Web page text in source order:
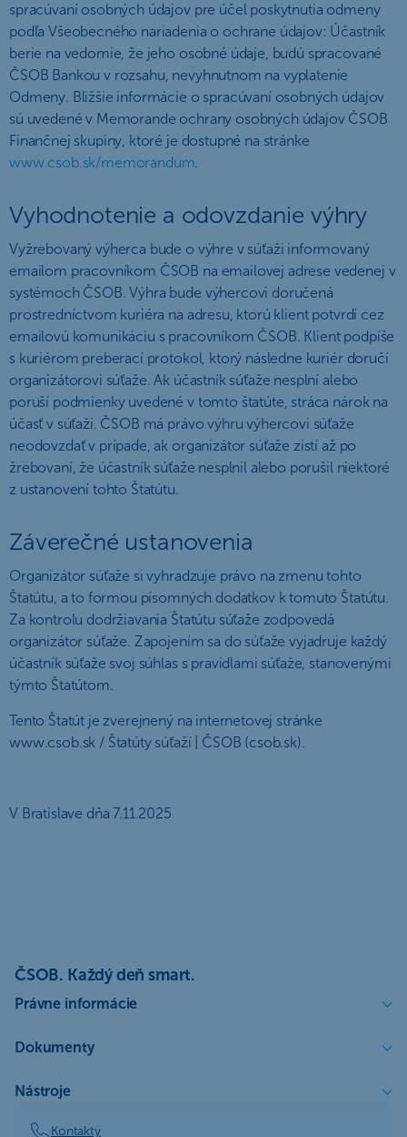
spracúvaní osobných údajov pre účel poskytnutia odmeny
podľa Všeobecného nariadenia o ochrane údajov: Účastník
berie na vedomie, že jeho osobné údaje, budú spracované
ČSOB Bankou v rozsahu, nevyhnutnom na vyplatenie
Odmeny. Bližšie informácie o spracúvaní osobných údajov
sú uvedené v Memorande ochrany osobných údajov ČSOB
Finančnej skupiny, ktoré je dostupné na stránke
www.csob.sk/memorandum.
Vyhodnotenie a odovzdanie výhry
Vyžrebovaný výherca bude o výhre v súťaži informovaný
emailom pracovníkom ČSOB na emailovej adrese vedenej v
systémoch ČSOB. Výhra bude výhercovi doručená
prostredníctvom kuriéra na adresu, ktorú klient potvrdí cez
emailovú komunikáciu s pracovníkom ČSOB. Klient podpíše
s kuriérom preberací protokol, ktorý následne kuriér doručí
organizátorovi súťaže. Ak účastník súťaže nesplní alebo
poruší podmienky uvedené v tomto štatúte, stráca nárok na
účasť v súťaži. ČSOB má právo výhru výhercovi súťaže
neodovzdať v prípade, ak organizátor súťaže zistí až po
žrebovaní, že účastník súťaže nesplnil alebo porušil niektoré
z ustanovení tohto Štatútu.
Záverečné ustanovenia
Organizátor súťaže si vyhradzuje právo na zmenu tohto
Štatútu, a to formou písomných dodatkov k tomuto Štatútu.
Za kontrolu dodržiavania Štatútu súťaže zodpovedá
organizátor súťaže. Zapojením sa do súťaže vyjadruje každý
účastník súťaže svoj súhlas s pravidlami súťaže, stanovenými
týmto Štatútom.
Tento Štatút je zverejnený na internetovej stránke
www.csob.sk / Štatúty súťaží | ČSOB (csob.sk).
V Bratislave dňa 7.11.2025
ČSOB. Každý deň smart.
Právne informácie
Dokumenty
Nástroje
Kontakty